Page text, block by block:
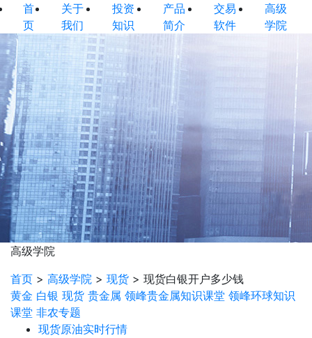
首
页
关于
我们
投资
知识
产品
简介
交易
软件
高级
学院
高级学院
首页 > 高级学院 > 现货 > 现货白银开户多少钱
黄金 白银 现货 贵金属 领峰贵金属知识课堂 领峰环球知识
课堂 非农专题
现货原油实时行情